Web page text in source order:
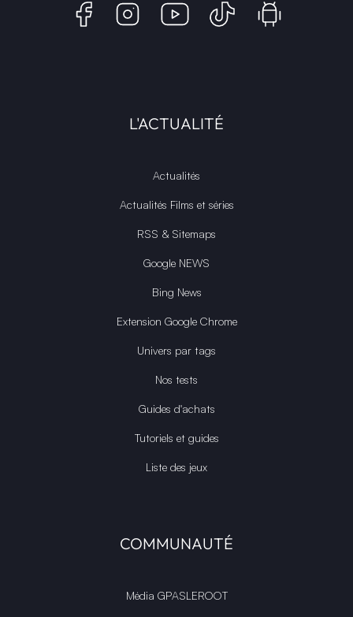
L'ACTUALITÉ
Actualités
Actualités Films et séries
RSS & Sitemaps
Google NEWS
Bing News
Extension Google Chrome
Univers par tags
Nos tests
Guides d'achats
Tutoriels et guides
Liste des jeux
COMMUNAUTÉ
Média GPASLEROOT